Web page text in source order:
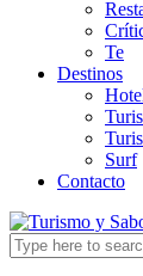
Te
Destinos
Surf
Contacto